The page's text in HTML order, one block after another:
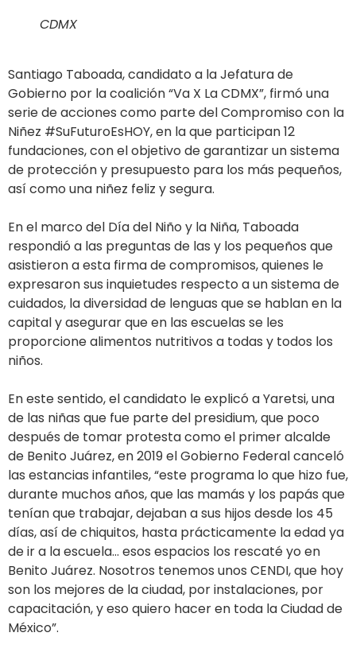
CDMX
Santiago Taboada, candidato a la Jefatura de
Gobierno por la coalición “Va X La CDMX”, firmó una
serie de acciones como parte del Compromiso con la
Niñez #SuFuturoEsHOY, en la que participan 12
fundaciones, con el objetivo de garantizar un sistema
de protección y presupuesto para los más pequeños,
así como una niñez feliz y segura.
En el marco del Día del Niño y la Niña, Taboada
respondió a las preguntas de las y los pequeños que
asistieron a esta firma de compromisos, quienes le
expresaron sus inquietudes respecto a un sistema de
cuidados, la diversidad de lenguas que se hablan en la
capital y asegurar que en las escuelas se les
proporcione alimentos nutritivos a todas y todos los
niños.
En este sentido, el candidato le explicó a Yaretsi, una
de las niñas que fue parte del presidium, que poco
después de tomar protesta como el primer alcalde
de Benito Juárez, en 2019 el Gobierno Federal canceló
las estancias infantiles, “este programa lo que hizo fue,
durante muchos años, que las mamás y los papás que
tenían que trabajar, dejaban a sus hijos desde los 45
días, así de chiquitos, hasta prácticamente la edad ya
de ir a la escuela… esos espacios los rescaté yo en
Benito Juárez. Nosotros tenemos unos CENDI, que hoy
son los mejores de la ciudad, por instalaciones, por
capacitación, y eso quiero hacer en toda la Ciudad de
México”.